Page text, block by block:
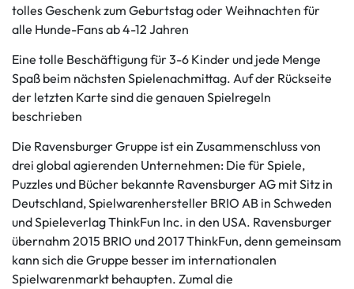
tolles Geschenk zum Geburtstag oder Weihnachten für
alle Hunde-Fans ab 4-12 Jahren
Eine tolle Beschäftigung für 3-6 Kinder und jede Menge
Spaß beim nächsten Spielenachmittag. Auf der Rückseite
der letzten Karte sind die genauen Spielregeln
beschrieben
Die Ravensburger Gruppe ist ein Zusammenschluss von
drei global agierenden Unternehmen: Die für Spiele,
Puzzles und Bücher bekannte Ravensburger AG mit Sitz in
Deutschland, Spielwarenhersteller BRIO AB in Schweden
und Spieleverlag ThinkFun Inc. in den USA. Ravensburger
übernahm 2015 BRIO und 2017 ThinkFun, denn gemeinsam
kann sich die Gruppe besser im internationalen
Spielwarenmarkt behaupten. Zumal die